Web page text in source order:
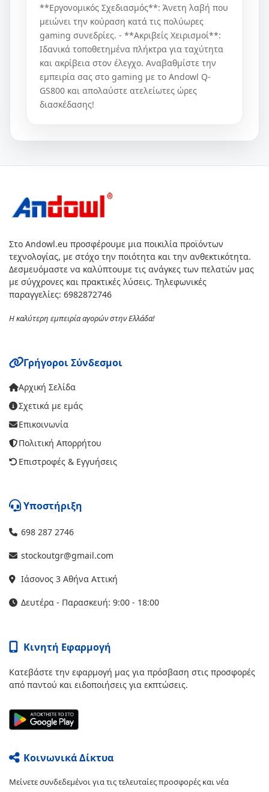
**Εργονομικός Σχεδιασμός**: Άνετη λαβή που
μειώνει την κούραση κατά τις πολύωρες
gaming συνεδρίες. - **Ακριβείς Χειρισμοί**:
Ιδανικά τοποθετημένα πλήκτρα για ταχύτητα
και ακρίβεια στον έλεγχο. Αναβαθμίστε την
εμπειρία σας στο gaming με το Andowl Q-
GS800 και απολαύστε ατελείωτες ώρες
διασκέδασης!
Στο Andowl.eu προσφέρουμε μια ποικιλία προϊόντων
τεχνολογίας, με στόχο την ποιότητα και την ανθεκτικότητα.
Δεσμευόμαστε να καλύπτουμε τις ανάγκες των πελατών μας
με σύγχρονες και πρακτικές λύσεις. Τηλεφωνικές
παραγγελίες: 6982872746
Η καλύτερη εμπειρία αγορών στην Ελλάδα!
Γρήγοροι Σύνδεσμοι
Αρχική Σελίδα
Σχετικά με εμάς
Επικοινωνία
Πολιτική Απορρήτου
Επιστροφές & Εγγυήσεις
Υποστήριξη
698 287 2746
stockoutgr@gmail.com
Ιάσονος 3 Αθήνα Αττική
Δευτέρα - Παρασκευή: 9:00 - 18:00
Κινητή Εφαρμογή
Κατεβάστε την εφαρμογή μας για πρόσβαση στις προσφορές
από παντού και ειδοποιήσεις για εκπτώσεις.
Κοινωνικά Δίκτυα
Μείνετε συνδεδεμένοι για τις τελευταίες προσφορές και νέα